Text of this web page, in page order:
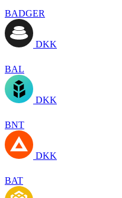
BADGER
DKK
BAL
DKK
BNT
DKK
BAT